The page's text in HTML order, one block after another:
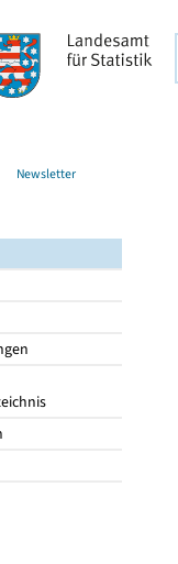
Newsletter